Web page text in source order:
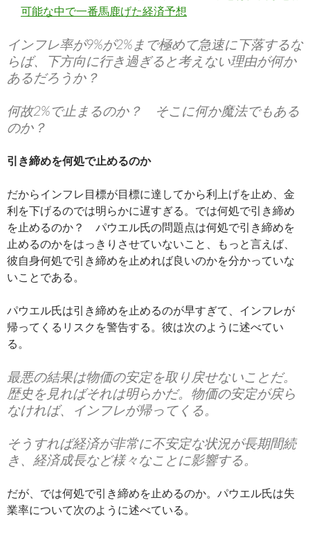
可能な中で一番馬鹿げた経済予想
インフレ率が9%が2%まで極めて急速に下落するな
らば、下方向に行き過ぎると考えない理由が何か
あるだろうか？
何故2%で止まるのか？ そこに何か魔法でもある
のか？
引き締めを何処で止めるのか
だからインフレ目標が目標に達してから利上げを止め、金
利を下げるのでは明らかに遅すぎる。では何処で引き締め
を止めるのか？ パウエル氏の問題点は何処で引き締めを
止めるのかをはっきりさせていないこと、もっと言えば、
彼自身何処で引き締めを止めれば良いのかを分かっていな
いことである。
パウエル氏は引き締めを止めるのが早すぎて、インフレが
帰ってくるリスクを警告する。彼は次のように述べてい
る。
最悪の結果は物価の安定を取り戻せないことだ。
歴史を見ればそれは明らかだ。物価の安定が戻ら
なければ、インフレが帰ってくる。
そうすれば経済が非常に不安定な状況が長期間続
き、経済成長など様々なことに影響する。
だが、では何処で引き締めを止めるのか。パウエル氏は失
業率について次のように述べている。